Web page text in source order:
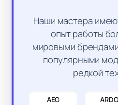
Наши мастера
опыт работы
мировыми
популярными
редкой
AEG ARDO